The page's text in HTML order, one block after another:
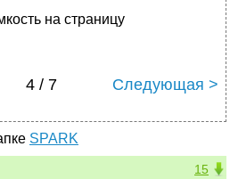
на страницу
4 / 7 Следующая >
SPARK
15